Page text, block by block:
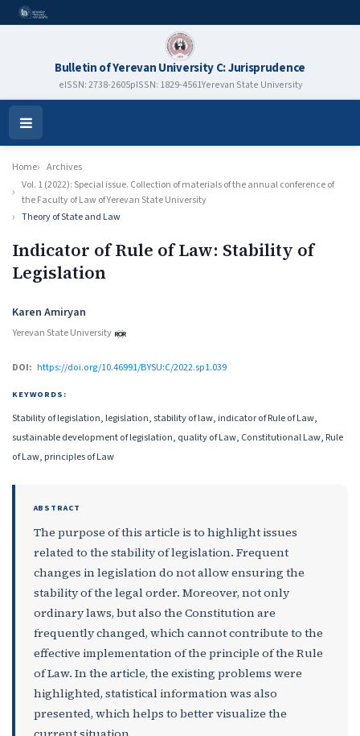
Bulletin of Yerevan University C: Jurisprudence
eISSN: 2738-2605pISSN: 1829-4561Yerevan State University
Open
Menu
Home
Archives
Vol. 1 (2022): Special issue. Collection of materials of the annual conference of
the Faculty of Law of Yerevan State University
Theory of State and Law
Indicator of Rule of Law: Stability of
Legislation
Authors
Karen Amiryan
Yerevan State University
DOI: https://doi.org/10.46991/BYSU:C/2022.sp1.039
KEYWORDS:
Stability of legislation, legislation, stability of law, indicator of Rule of Law,
sustainable development of legislation, quality of Law, Constitutional Law, Rule
of Law, principles of Law
ABSTRACT
The purpose of this article is to highlight issues
related to the stability of legislation. Frequent
changes in legislation do not allow ensuring the
stability of the legal order. Moreover, not only
ordinary laws, but also the Constitution are
frequently changed, which cannot contribute to the
effective implementation of the principle of the Rule
of Law. In the article, the existing problems were
highlighted, statistical information was also
presented, which helps to better visualize the